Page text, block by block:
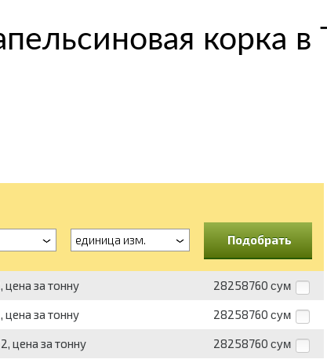
корка в
единица изм. Подобрать
за тонну 28258760 сум
за тонну 28258760 сум
цена за тонну 28258760 сум